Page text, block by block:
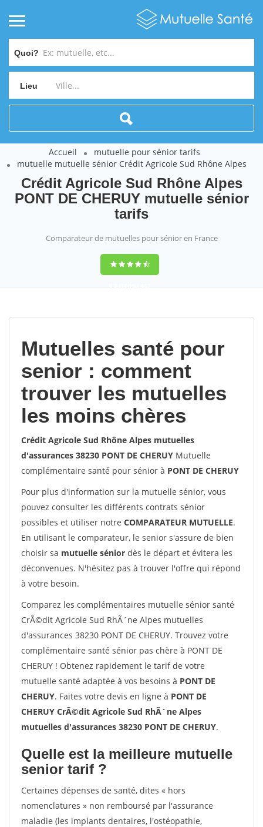
Quoi?
Lieu
Accueil
mutuelle pour sénior tarifs
mutuelle mutuelle sénior Crédit Agricole Sud Rhône Alpes
Crédit Agricole Sud Rhône Alpes
PONT DE CHERUY mutuelle sénior
tarifs
Comparateur de mutuelles pour sénior en France
9,2(100%)452
Mutuelles santé pour
senior : comment
trouver les mutuelles
les moins chères
Crédit Agricole Sud Rhône Alpes mutuelles
d'assurances 38230 PONT DE CHERUY Mutuelle
complémentaire santé pour sénior à PONT DE CHERUY
Pour plus d'information sur la mutuelle sénior, vous
pouvez consulter les différents contrats sénior
possibles et utiliser notre COMPARATEUR MUTUELLE.
En utilisant le comparateur, le senior s'assure de bien
choisir sa mutuelle sénior dès le départ et évitera les
déconvenues. N'hésitez pas à trouver l'offre qui répond
à votre besoin.
Comparez les complémentaires mutuelle sénior santé
CrÃ©dit Agricole Sud RhÃ´ne Alpes mutuelles
d'assurances 38230 PONT DE CHERUY. Trouvez votre
complémentaire santé sénior pas chère à PONT DE
CHERUY ! Obtenez rapidement le tarif de votre
mutuelle santé adaptée à vos besoins à PONT DE
CHERUY. Faites votre devis en ligne à PONT DE
CHERUY CrÃ©dit Agricole Sud RhÃ´ne Alpes
mutuelles d'assurances 38230 PONT DE CHERUY.
Quelle est la meilleure mutuelle
senior tarif ?
Certaines dépenses de santé, dites « hors
nomenclatures » non remboursé par l'assurance
maladie (les implants dentaires, l'ostéopathie,